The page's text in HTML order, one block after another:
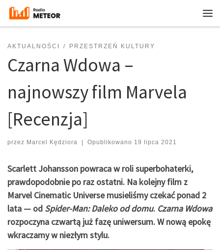
Przejdź do treści
AKTUALNOŚCI PRZESTRZEŃ KULTURY
Czarna Wdowa –
najnowszy film Marvela
[Recenzja]
przez Marcel Kędziora Opublikowano 19 lipca 2021
Scarlett Johansson powraca w roli superbohaterki,
prawdopodobnie po raz ostatni. Na kolejny film z
Marvel Cinematic Universe musieliśmy czekać ponad 2
lata — od Spider-Man: Daleko od domu. Czarna Wdowa
rozpoczyna czwartą już fazę uniwersum. W nową epokę
wkraczamy w niezłym stylu.